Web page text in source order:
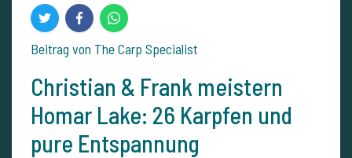
Beitrag von The Carp Specialist
Christian & Frank meistern
Homar Lake: 26 Karpfen und
pure Entspannung